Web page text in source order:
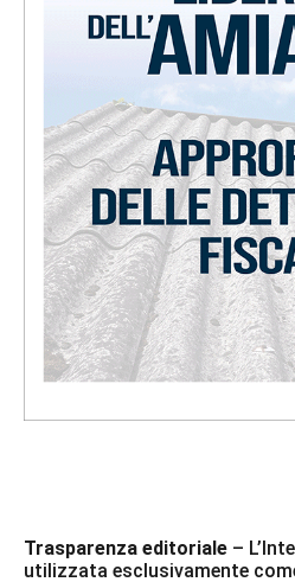
Trasparenza editoriale –
utilizzata esclusivamente